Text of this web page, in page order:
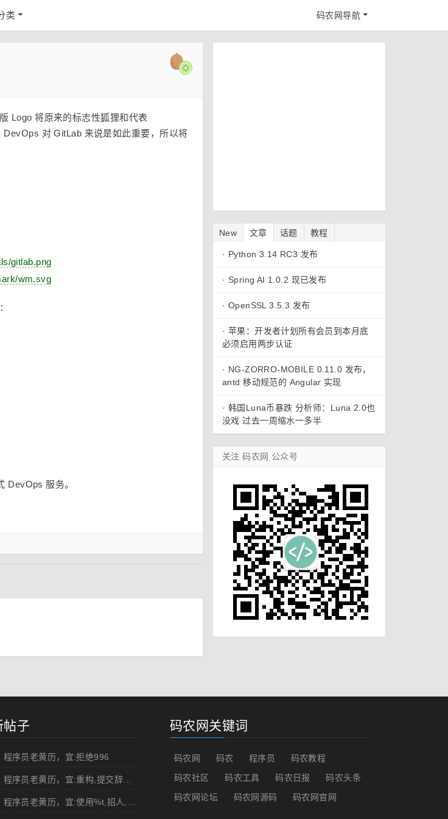
类 码农网导航
Logo 将原来的标志性狐狸和代表
DevOps 对 GitLab 来说是如此重要，所以将
gitlab.png
wm.svg
DevOps 服务。
New 文章 话题 教程
· Python 3.14 RC3 发布
· Spring AI 1.0.2 现已发布
· OpenSSL 3.5.3 发布
· 苹果：开发者计划所有会员到本月底
必须启用两步认证
· NG-ZORRO-MOBILE 0.11.0 发布，
antd 移动规范的 Angular 实现
· 韩国Luna币暴跌 分析师：Luna 2.0也
没戏 过去一周缩水一多半
关注 码农网 公众号
帖子
序员老黄历，宜:拒绝996
2026年8月07日 程序员老黄历，宜:重构,提交辞职申请,申请加薪
码农网关键词
码农网 码农 程序员
码农教程
码农社区
码农工具 码农日报
码农头条
码农网论坛
码农网源码 码农网官网